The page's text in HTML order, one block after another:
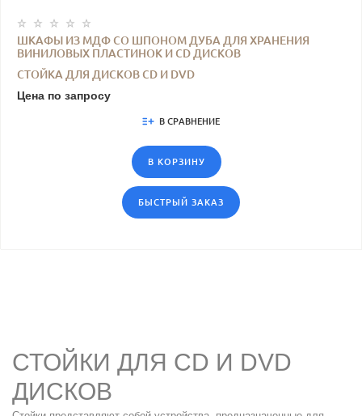
ШКАФЫ ИЗ МДФ СО ШПОНОМ ДУБА ДЛЯ ХРАНЕНИЯ
ВИНИЛОВЫХ ПЛАСТИНОК И CD ДИСКОВ
СТОЙКА ДЛЯ ДИСКОВ CD И DVD
Цена по запросу
В СРАВНЕНИЕ
В КОРЗИНУ
БЫСТРЫЙ ЗАКАЗ
СТОЙКИ ДЛЯ CD И DVD
ДИСКОВ